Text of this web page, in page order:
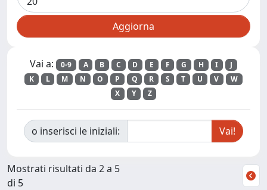
Vai a: 0-9 A B C D E F G H I
J
K
L M N O P Q R S T U V
W
X
Y Z
o inserisci le iniziali:
Mostrati risultati da 2 a 5
di 5